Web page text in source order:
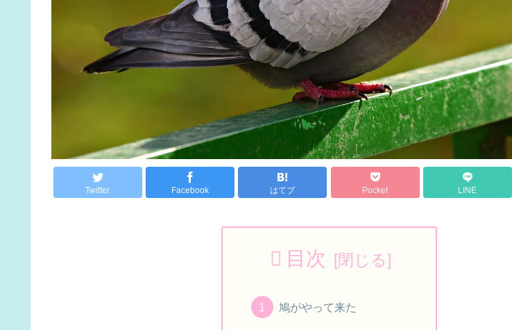
Twitter Facebook はてブ Pocket LINE
目次
鳩がやって来た